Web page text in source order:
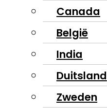
Canada
België
India
Duitsland
Zweden